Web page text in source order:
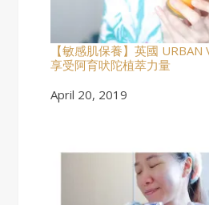
【敏感肌保養】英國
享受阿育吠陀植萃力量
Date
April 20, 2019